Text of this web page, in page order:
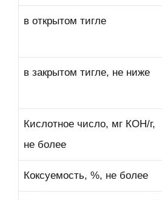
в открытом тигле
в закрытом тигле, не ниже
Кислотное число, мг КОН/г,
не более
Коксуемость, %, не более